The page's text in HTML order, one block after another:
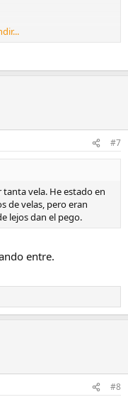
#7
vela. He estado en
de velas, pero eran
lejos dan el pego.
entre.
#8